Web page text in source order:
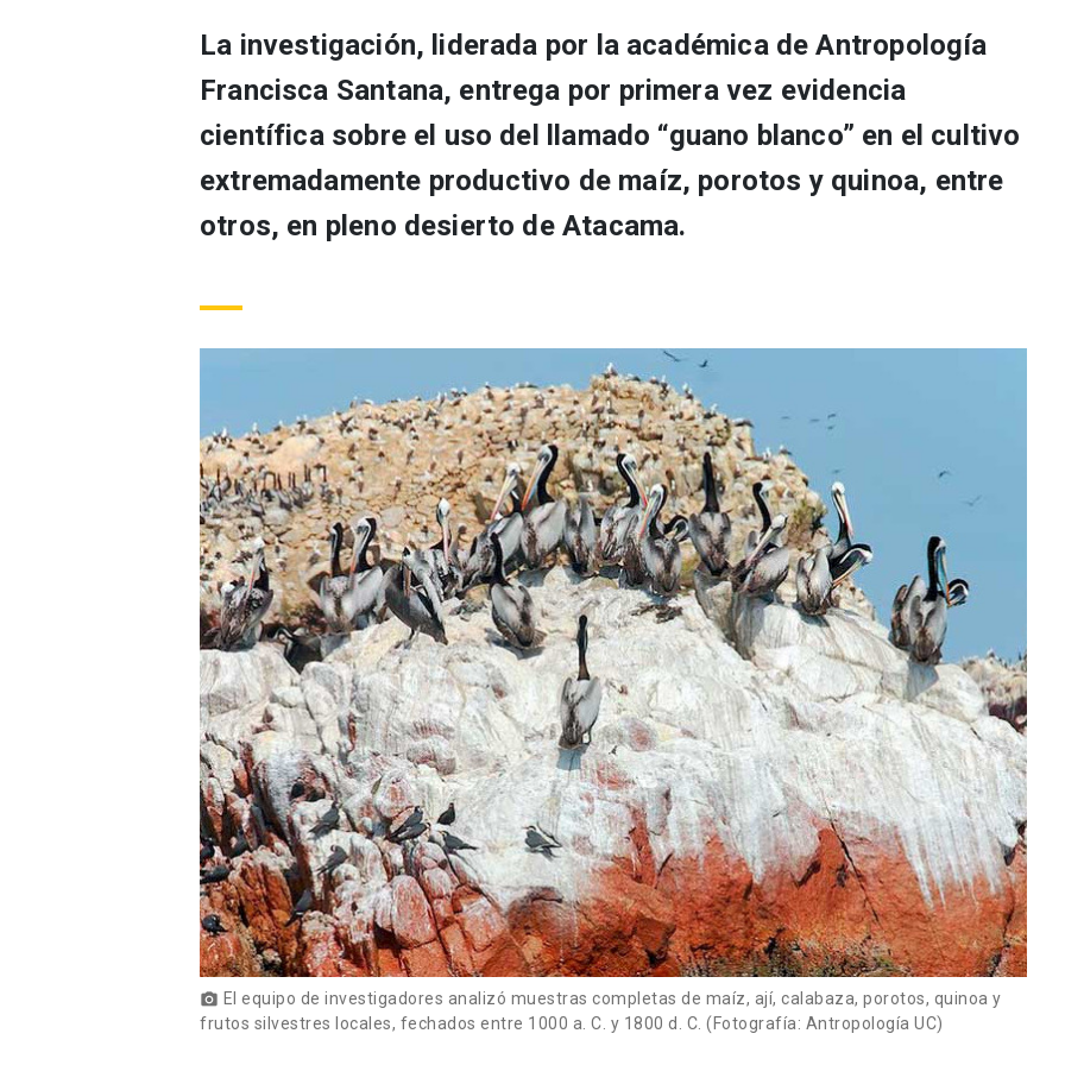
La investigación, liderada por la académica de Antropología
Francisca Santana, entrega por primera vez evidencia
científica sobre el uso del llamado “guano blanco” en el cultivo
extremadamente productivo de maíz, porotos y quinoa, entre
otros, en pleno desierto de Atacama.
photo_camera El equipo de investigadores analizó muestras completas de maíz, ají, calabaza, porotos, quinoa y
frutos silvestres locales, fechados entre 1000 a. C. y 1800 d. C. (Fotografía: Antropología UC)